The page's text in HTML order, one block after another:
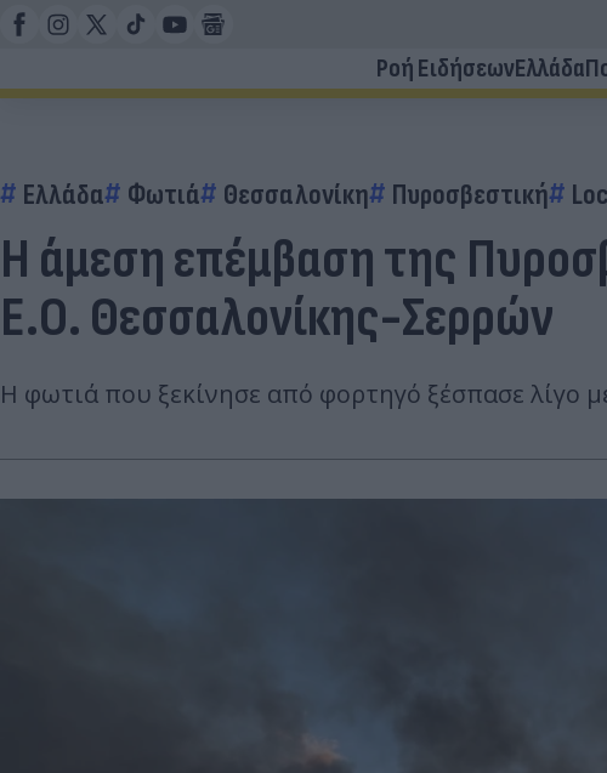
Ροή ΕιδήσεωνΕλλάδα
Ελλάδα Φωτιά Θεσσαλονίκη Πυροσβεστική
Η άμεση επέμβαση της
Ε.Ο. Θεσσαλονίκης-Σερρών
Η φωτιά που ξεκίνησε από φορτηγό ξέσπασε λίγο